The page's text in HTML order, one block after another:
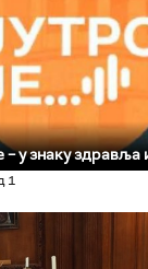
у знаку здравља
1